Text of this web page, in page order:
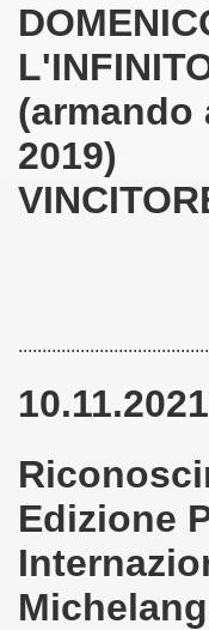
(armando
2019)
10.11.2021
Edizione
MEDIOEVO (F.